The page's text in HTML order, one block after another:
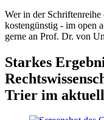
Wer in der
kostengünstig - im open
gerne an Prof. Dr. von
Starkes
Trier im